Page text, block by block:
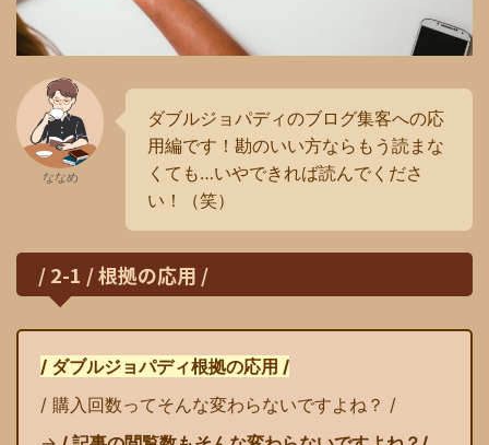
ななめ
ダブルジョパディのブログ集客への応
用編です！勘のいい方ならもう読まな
くても…いやできれば読んでくださ
い！（笑）
/ 2-1 / 根拠の応用 /
/ ダブルジョパディ根拠の応用 /
/ 購入回数ってそんな変わらないですよね？ /